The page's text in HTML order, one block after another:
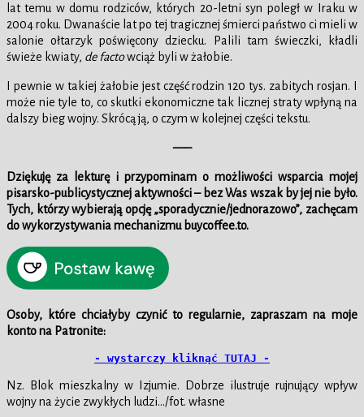
lat temu w domu rodziców, których 20-letni syn poległ w Iraku w
2004 roku. Dwanaście lat po tej tragicznej śmierci państwo ci mieli w
salonie ołtarzyk poświęcony dziecku. Palili tam świeczki, kładli
świeże kwiaty, de factowciąż byli w żałobie.
I pewnie w takiej żałobie jest część rodzin 120 tys. zabitych rosjan. I
może nie tyle to, co skutki ekonomiczne tak licznej straty wpłyną na
dalszy bieg wojny. Skrócą ją, o czym w kolejnej części tekstu.
—–
Dziękuję za lekturę i przypominam o możliwości wsparcia mojej
pisarsko-publicystycznej aktywności – bez Was wszak by jej nie było.
Tych, którzy wybierają opcję „sporadycznie/jednorazowo”, zachęcam
do wykorzystywania mechanizmu buycoffee.to.
Osoby, które chciałyby czynić to regularnie, zapraszam na moje
konto na Patronite:
- wystarczy kliknąć TUTAJ -
Nz. Blok mieszkalny w Izjumie. Dobrze ilustruje rujnujący wpływ
wojny na życie zwykłych ludzi…/fot. własne